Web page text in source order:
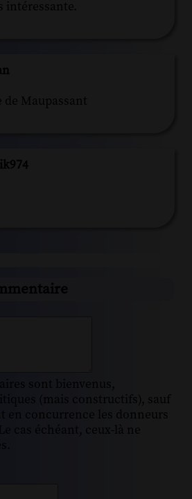
intéressante.
Maupassant
sont bienvenus,
(mais constructifs), sauf
en concurrence les donneurs
cas échéant, ceux-là ne